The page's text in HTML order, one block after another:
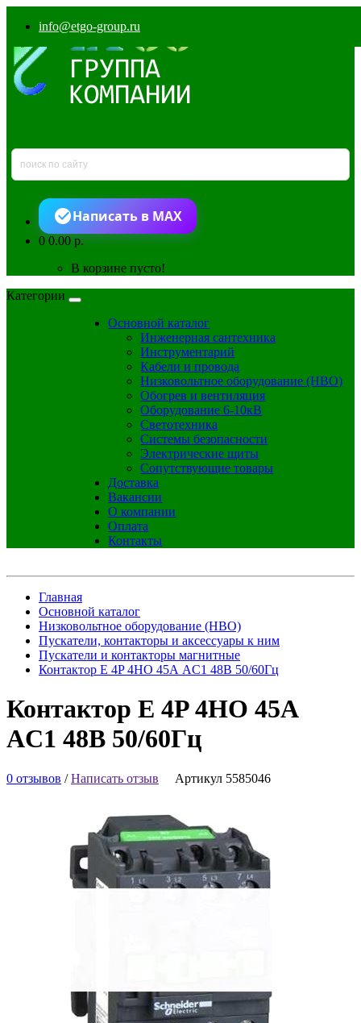
info@etgo-group.ru
Написать в MAX
00.00 р.
В корзине пусто!
Категории
Основной каталог
Инженерная сантехника
Инструментарий
Кабели и провода
Низковольтное оборудование (НВО)
Обогрев и вентиляция
Оборудование 6-10кВ
Светотехника
Системы безопасности
Электрические щиты
Сопутствующие товары
Доставка
Вакансии
О компании
Оплата
Контакты
Главная
Основной каталог
Низковольтное оборудование (НВО)
Пускатели, контакторы и аксессуары к ним
Пускатели и контакторы магнитные
Контактор E 4P 4НО 45А AC1 48В 50/60Гц
Контактор E 4P 4НО 45А
AC1 48В 50/60Гц
0 отзывов /Написать отзыв Артикул 5585046